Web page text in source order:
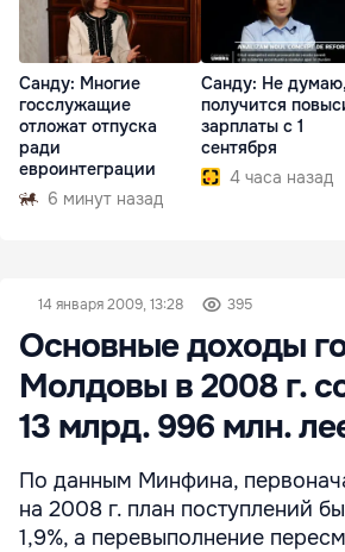
Санду: Многие
госслужащие
отложат отпуска
ради
евроинтеграции
6 минут назад
Санду: Не
получится
зарплаты с 1
сентября
4 часа назад
14 января 2009, 13:28 395
Основные доходы
Молдовы в 2008 г.
13 млрд. 996 млн.
По данным Минфина,
на 2008 г. план поступлений
1,9%, а перевыполнение